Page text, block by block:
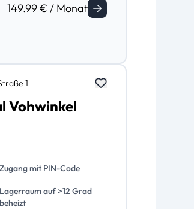
149.99 € / Monat
1
Vohwinkel
Zugang mit PIN-Code
Lagerraum auf >12 Grad
beheizt